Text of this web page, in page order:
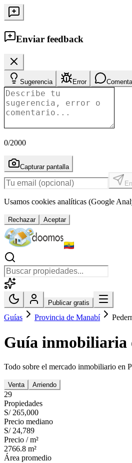
Enviar feedback
Sugerencia Error
0/2000
Capturar pantalla
Usamos cookies analíticas (Google
Rechazar Aceptar
Publicar gratis
Guías Provincia de Manabí
Guía inmobiliaria
Todo sobre el mercado inmobiliario en
Venta Arriendo
29
Propiedades
S/ 265,000
Precio mediano
S/ 24,789
Precio / m²
2766.8 m²
Área promedio